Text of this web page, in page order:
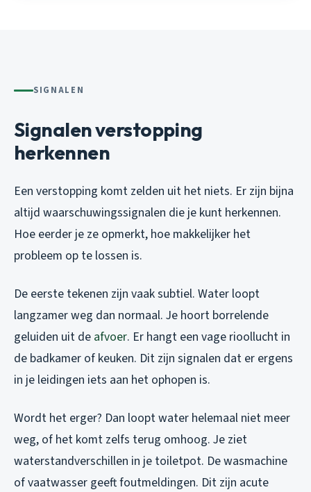
SIGNALEN
Signalen verstopping
herkennen
Een verstopping komt zelden uit het niets. Er zijn bijna
altijd waarschuwingssignalen die je kunt herkennen.
Hoe eerder je ze opmerkt, hoe makkelijker het
probleem op te lossen is.
De eerste tekenen zijn vaak subtiel. Water loopt
langzamer weg dan normaal. Je hoort borrelende
geluiden uit de afvoer. Er hangt een vage rioollucht in
de badkamer of keuken. Dit zijn signalen dat er ergens
in je leidingen iets aan het ophopen is.
Wordt het erger? Dan loopt water helemaal niet meer
weg, of het komt zelfs terug omhoog. Je ziet
waterstandverschillen in je toiletpot. De wasmachine
of vaatwasser geeft foutmeldingen. Dit zijn acute